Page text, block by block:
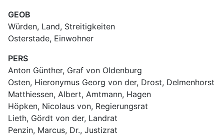
GEOB
Würden, Land, Streitigkeiten
Osterstade, Einwohner
PERS
Anton Günther, Graf von Oldenburg
Osten, Hieronymus Georg von der, Drost, Delmenhorst
Matthiessen, Albert, Amtmann, Hagen
Höpken, Nicolaus von, Regierungsrat
Lieth, Gördt von der, Landrat
Penzin, Marcus, Dr., Justizrat